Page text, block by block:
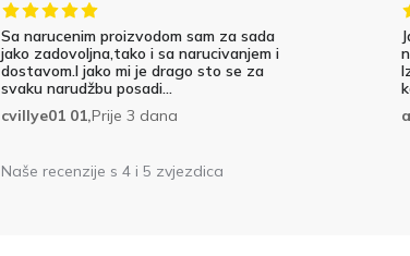
Sa narucenim proizvodom sam za sada
jako zadovoljna,tako i sa narucivanjem i
dostavom.I jako mi je drago sto se za
svaku narudžbu posadi...
cvillye01 01,Prije 3 dana
Naše recenzije s 4 i 5 zvjezdica